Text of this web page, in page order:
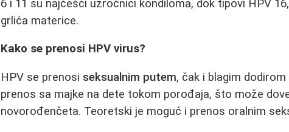
6 i 11 su najčešći uzročnici kondiloma, dok tipovi HPV
grlića materice.
Kako se prenosi HPV virus?
HPV se prenosi seksualnim putem, čak i blagim
prenos sa majke na dete tokom porođaja, što može
novorođenčeta. Teoretski je moguć i prenos oralnim